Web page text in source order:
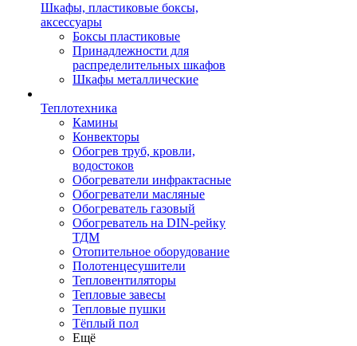
Шкафы, пластиковые боксы,
аксессуары
Боксы пластиковые
Принадлежности для
распределительных шкафов
Шкафы металлические
Теплотехника
Камины
Конвекторы
Обогрев труб, кровли,
водостоков
Обогреватели инфрактасные
Обогреватели масляные
Обогреватель газовый
Обогреватель на DIN-рейку
ТДМ
Отопительное оборудование
Полотенцесушители
Тепловентиляторы
Тепловые завесы
Тепловые пушки
Тёплый пол
Ещё